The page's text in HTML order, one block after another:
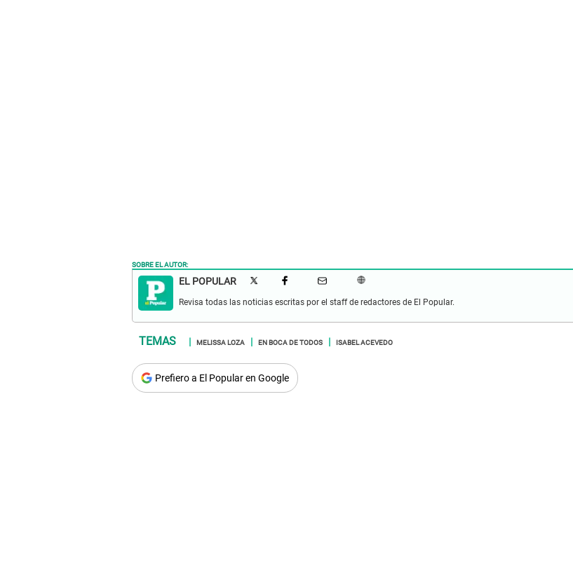
SOBRE EL AUTOR:
EL POPULAR
Revisa todas las noticias escritas por el staff de redactores de El Popular.
MELISSA LOZA EN BOCA DE TODOS ISABEL ACEVEDO
Prefiero a El Popular en Google